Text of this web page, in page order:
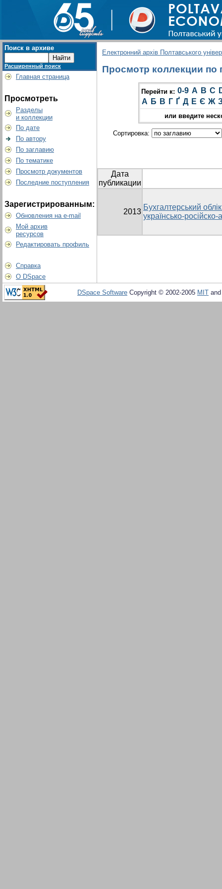
Поиск в архиве
Расширенный поиск
Главная страница
Просмотреть
Разделы
и коллекции
По дате
По автору
По заглавию
По тематике
Просмотр документов
Последние поступления
Зарегистрированным:
Обновления на e-mail
Мой архив
ресурсов
Редактировать профиль
Справка
О DSpace
Електронний архів Полтавського
Просмотр коллекции по
Перейти к: 0-9 A B C
А Б В Г Ґ Д Е Є Ж
или введите
Сортировка:
Дата
публикации
2013
Бухгалтерський
українсько-
DSpace Software Copyright © 2002-2005 MIT